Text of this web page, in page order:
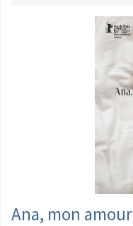
Ana, mon amour